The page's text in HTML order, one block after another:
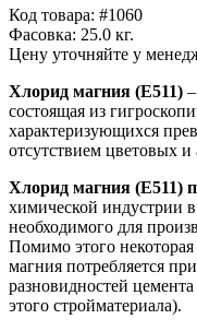
Код товара: #1060
Фасовка: 25.0 кг.
Цену уточняйте у
Хлорид магния (Е511)
состоящая из
характеризующихся
отсутствием цветовых и
Хлорид магния (Е511)
химической индустрии в
необходимого для
Помимо этого некоторая
магния потребляется
разновидностей
этого стройматериала).